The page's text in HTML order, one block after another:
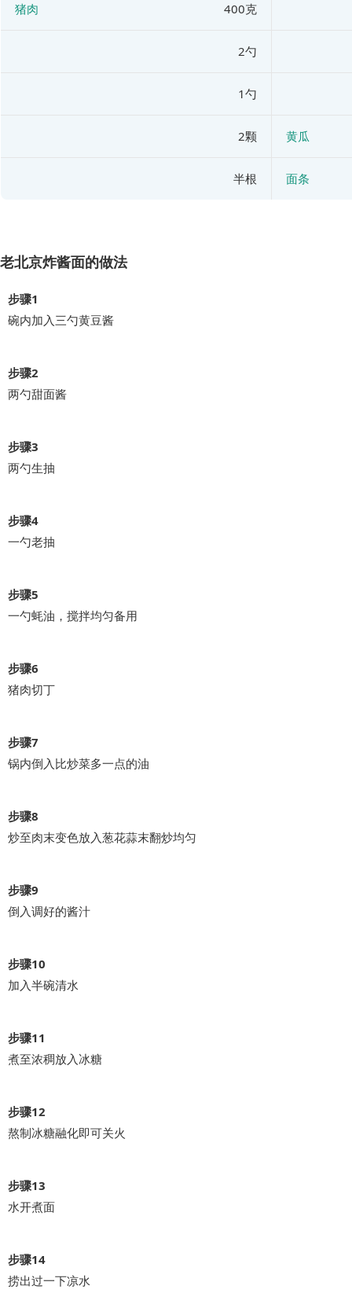
猪肉 400克
2勺
1勺
2颗 黄瓜
半根 面条
老北京炸酱面的做法
步骤1
碗内加入三勺黄豆酱
步骤2
两勺甜面酱
步骤3
两勺生抽
步骤4
一勺老抽
步骤5
一勺蚝油，搅拌均匀备用
步骤6
猪肉切丁
步骤7
锅内倒入比炒菜多一点的油
步骤8
炒至肉末变色放入葱花蒜末翻炒均匀
步骤9
倒入调好的酱汁
步骤10
加入半碗清水
步骤11
煮至浓稠放入冰糖
步骤12
熬制冰糖融化即可关火
步骤13
水开煮面
步骤14
捞出过一下凉水